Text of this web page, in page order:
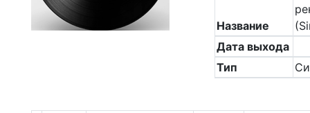
Название
Дата выхода
Тип